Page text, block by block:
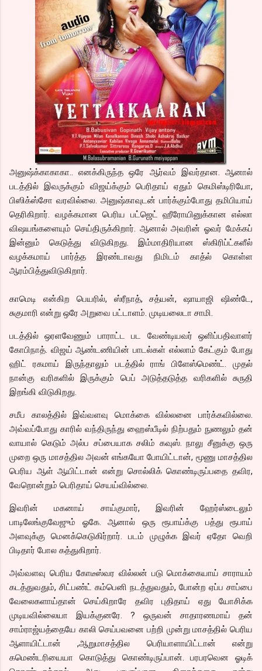
அனுஷ்க்காகாகா.. எனக்கிருந்த ஒரே ஆர்வம் இவர்தான. ஆனால்
படத்தில் இவருக்கும் விஜய்க்கும் பெரிதாய் ஏதும் கெமிஸ்டிரியோ,
பிஸிக்ஸ்சோ வரவில்லை. அனுஷ்காவுடன் பார்க்கும்போது தமிபியாய்
தெரிகிறார். வழக்கமான பெரிய பட்ஜெட் ஹீரோயினுக்கான எல்லா
விஷயங்களையும் செய்திருக்கிறார். ஆனால் அவரின் ஓவர் மேக்கப்
இன்னும் கெடுத்து விடுகிறது. இம்மாதிரியான ஸ்கிரிப்ட்களீல்
வழக்கமாய் பார்த்த இரண்டாவது நிமிடம் காத்ல் கொள்ள
ஆரம்பித்துவிடுகிறார்.
காமெடி என்கிற பெயரில், ஸ்ரீநாத், சத்யன், ஷாயாஜி ஷிண்டே,
சுகுமாரி என்று ஒரே அறுவை பட்டாளம். முடியலைடா சாமி.
படத்தில் ஒரளவேணும் பாராட்ட பட வேண்டியவர் ஒளிப்பதிவாளர்
கோபிநாத். விஜய் ஆண்டணியின் பாடல்கள் எல்லாம் கேட்கும் போது
ஹிட் ரகமாய் இருந்தாலும் படத்தில் ராங் பிளேஸ்மெண்ட். முதல்
நான்கு வரிகளில் இருக்கும் பெப் அடுத்தடுத்த வரிகளில் சுருதி
இறங்கி விடுகிறது.
சமீப காலத்தில் இவ்வளவு மொக்கை வில்லனை பார்க்கவில்லை.
அவ்வப்போது காரில் வந்திருந்து ஹைஸ்பீடில் நிற்பதும் நுணலும் தன்
வாயால் கெடும் அல்ப சப்பையாக சலிம் கவுஸ். நாலு சீனுக்கு ஒரு
முறை ஒரு மாசத்தில அவன் எங்கயோ போயிட்டான், மூணு மாசத்தில
பெரிய ஆள் ஆயிட்டான் என்று சொல்லிக் கொண்டிருப்பதை தவிர,
வேறொன்றும் பெரிதாய் செயய்வில்லை.
இவரின் மகனாய் சாய்குமார், இவரின் ஹேர்ஸ்டைலும்
பாடிலேங்குவேஜும் ஓகே. ஆனால் ஒரு ரூபாய்க்கு பத்து ரூபாய்
அளவுக்கு மெனக்கெடுகிர்றார். படம் முழுக்க இவர் ஏதோ வெறி
பிடிதார் போல கத்துகிறார்.
அவ்வளவு பெரிய கோடீஸ்வர வில்லன் படு மொக்கையாய் சாராயம்
கடத்துவதும், சிட்பண்ட் கம்பெனி நடத்துவதும், போன்ற ஏப்ப சாப்பை
வேலைகளாய்தான் செய்கிறாரே தவிர புதிதாய் ஏது யோசிக்க
முடியவில்லையா இயக்குனரே. ? ஒருவன் சாதாரணமாய் தன்
சாம்ராஜ்யத்தையே காலி செய்பவனை பற்றி முன்று மாசத்தில் பெரிய
ஆளாயிட்டான் ,ஆறுமாசத்தில பெரியாளாயிட்டான் என்று
கமெண்டரியையா கொடுத்து கொண்டிருப்பான். பரபரவென ஓடிக்